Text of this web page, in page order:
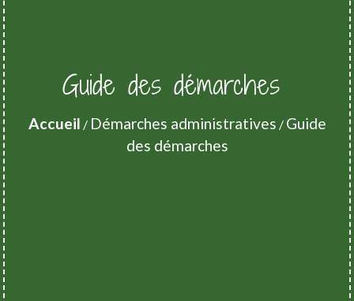
Guide des démarches
Accueil / Démarches administratives / Guide
des démarches